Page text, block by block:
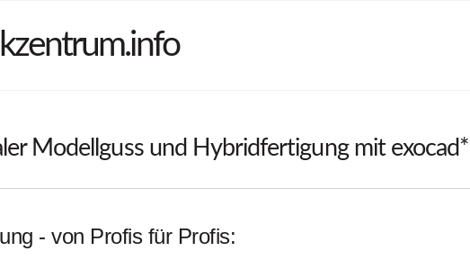
Modellguss und Hybridfertigung mit exocad*
- von Profis für Profis: